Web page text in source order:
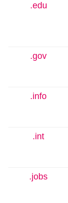
.edu
.gov
.info
.int
.jobs